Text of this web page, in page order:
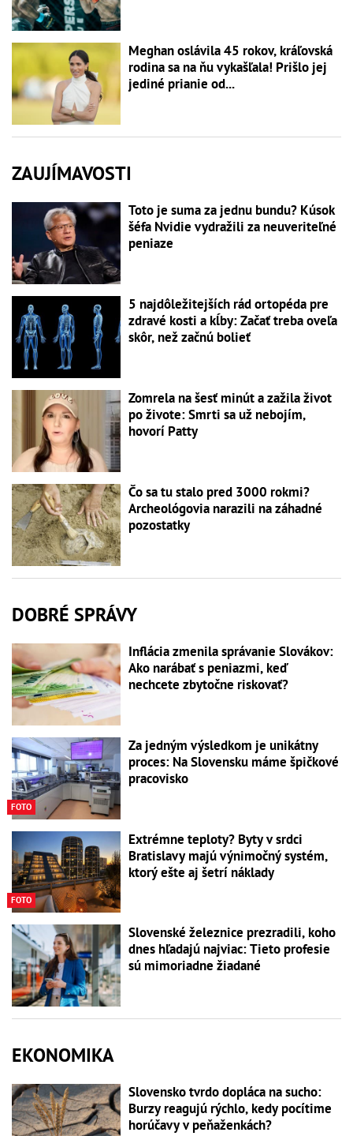
Meghan oslávila 45 rokov, kráľovská
rodina sa na ňu vykašľala! Prišlo jej
jediné prianie od...
ZAUJÍMAVOSTI
Toto je suma za jednu bundu? Kúsok
šéfa Nvidie vydražili za neuveriteľné
peniaze
5 najdôležitejších rád ortopéda pre
zdravé kosti a kĺby: Začať treba oveľa
skôr, než začnú bolieť
Zomrela na šesť minút a zažila život
po živote: Smrti sa už nebojím,
hovorí Patty
Čo sa tu stalo pred 3000 rokmi?
Archeológovia narazili na záhadné
pozostatky
DOBRÉ SPRÁVY
Inflácia zmenila správanie Slovákov:
Ako narábať s peniazmi, keď
nechcete zbytočne riskovať?
FOTO
Za jedným výsledkom je unikátny
proces: Na Slovensku máme špičkové
pracovisko
FOTO
Extrémne teploty? Byty v srdci
Bratislavy majú výnimočný systém,
ktorý ešte aj šetrí náklady
Slovenské železnice prezradili, koho
dnes hľadajú najviac: Tieto profesie
sú mimoriadne žiadané
EKONOMIKA
Slovensko tvrdo dopláca na sucho:
Burzy reagujú rýchlo, kedy pocítime
horúčavy v peňaženkách?